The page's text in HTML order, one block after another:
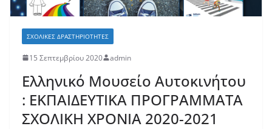
ΣΧΟΛΙΚΈΣ ΔΡΑΣΤΗΡΙΌΤΗΤΕΣ
15 Σεπτεμβρίου 2020 admin
Ελληνικό Μουσείο Αυτοκινήτου
: ΕΚΠΑΙΔΕΥΤΙΚΑ ΠΡΟΓΡΑΜΜΑΤΑ
ΣΧΟΛΙΚΗ ΧΡΟΝΙΑ 2020-2021